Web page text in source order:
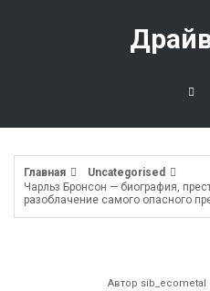
Главная
Uncategorised
Чарльз Бронсон — биография,
разоблачение самого опасного
Автор sib_ecometal